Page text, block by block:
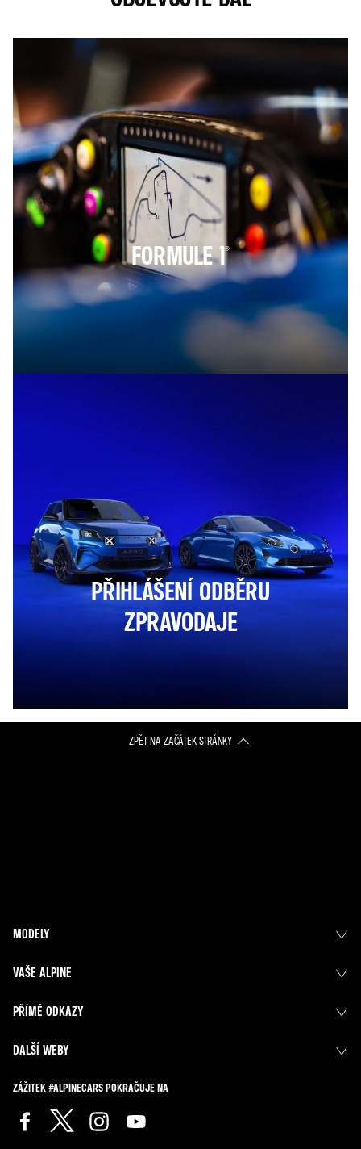
FORMULE 1®​
PŘIHLÁŠENÍ ODBĚRU
ZPRAVODAJE
ZPĚT NA ZAČÁTEK STRÁNKY
MODELY
VAŠE ALPINE
PŘÍMÉ ODKAZY
DALŠÍ WEBY
ZÁŽITEK #ALPINECARS POKRAČUJE NA